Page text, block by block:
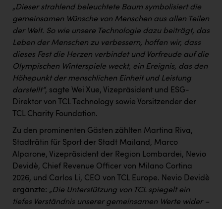
Ruderclub Wels
SCRI - Salzburg Cancer Research Institute
SCHMACHTL GmbH
Schwingshandl - automation technology gmbh
Seher + Partner
Smurfit Westrock Nettingsdorf
TGW Logistics
TRAILOMAT & Cycling Austria
VERITAS
Vier Diamanten
„Dieser strahlend beleuchtete Baum symbolisiert die
gemeinsamen Wünsche von Menschen aus allen Teilen
der Welt. So wie unsere Technologie dazu beiträgt, das
Leben der Menschen zu verbessern, hoffen wir, dass
dieses Fest die Herzen verbindet und Vorfreude auf die
Olympischen Winterspiele weckt, ein Ereignis, das den
Höhepunkt der menschlichen Einheit und Leistung
darstellt“, sagte Wei Xue, Vizepräsident und ESG-
Direktor von TCL Technology sowie Vorsitzender der
TCL Charity Foundation.
Zu den prominenten Gästen zählten Martina Riva,
Stadträtin für Sport der Stadt Mailand, Marco
Alparone, Vizepräsident der Region Lombardei, Nevio
Devidè, Chief Revenue Officer von Milano Cortina
2026, und Carlos Li, CEO von TCL Europe. Nevio Devidè
ergänzte: „Die Unterstützung von TCL spiegelt ein
tiefes Verständnis unserer gemeinsamen Werte wider –